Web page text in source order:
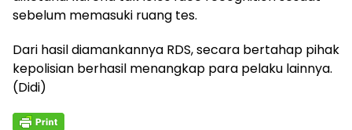
sebelum memasuki ruang tes.
Dari hasil diamankannya RDS, secara bertahap pihak
kepolisian berhasil menangkap para pelaku lainnya.
(Didi)